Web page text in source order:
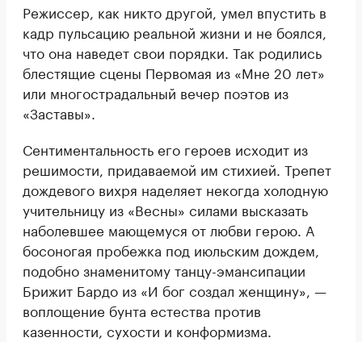
Режиссер, как никто другой, умел впустить в
кадр пульсацию реальной жизни и не боялся,
что она наведет свои порядки. Так родились
блестящие сцены Первомая из «Мне 20 лет»
или многострадальный вечер поэтов из
«Заставы».
Сентиментальность его героев исходит из
решимости, придаваемой им стихией. Трепет
дождевого вихря наделяет некогда холодную
учительницу из «Весны» силами высказать
наболевшее мающемуся от любви герою. А
босоногая пробежка под июльским дождем,
подобно знаменитому танцу-эмансипации
Брижит Бардо из «И бог создал женщину», —
воплощение бунта естества против
казенности, сухости и конформизма.